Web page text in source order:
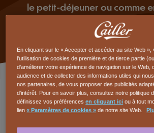
le petit-déjeuner ou comme
gourmand.
Ingrédients
CUISINEZ POUR
En cliquant sur le « Accepter et accéder au site Web
l'utilisation de cookies de première et de tierce partie
d'améliorer votre expérience de navigation sur le Web,
audience et de collecter des informations utiles qui
nos partenaires, de vous proposer des publicités
d'intérêt. Pour en savoir plus, consultez notre politique
définissez vos préférencesen cliquant ici ou à tout
lien« Paramètres de cookies » de notre site Web.